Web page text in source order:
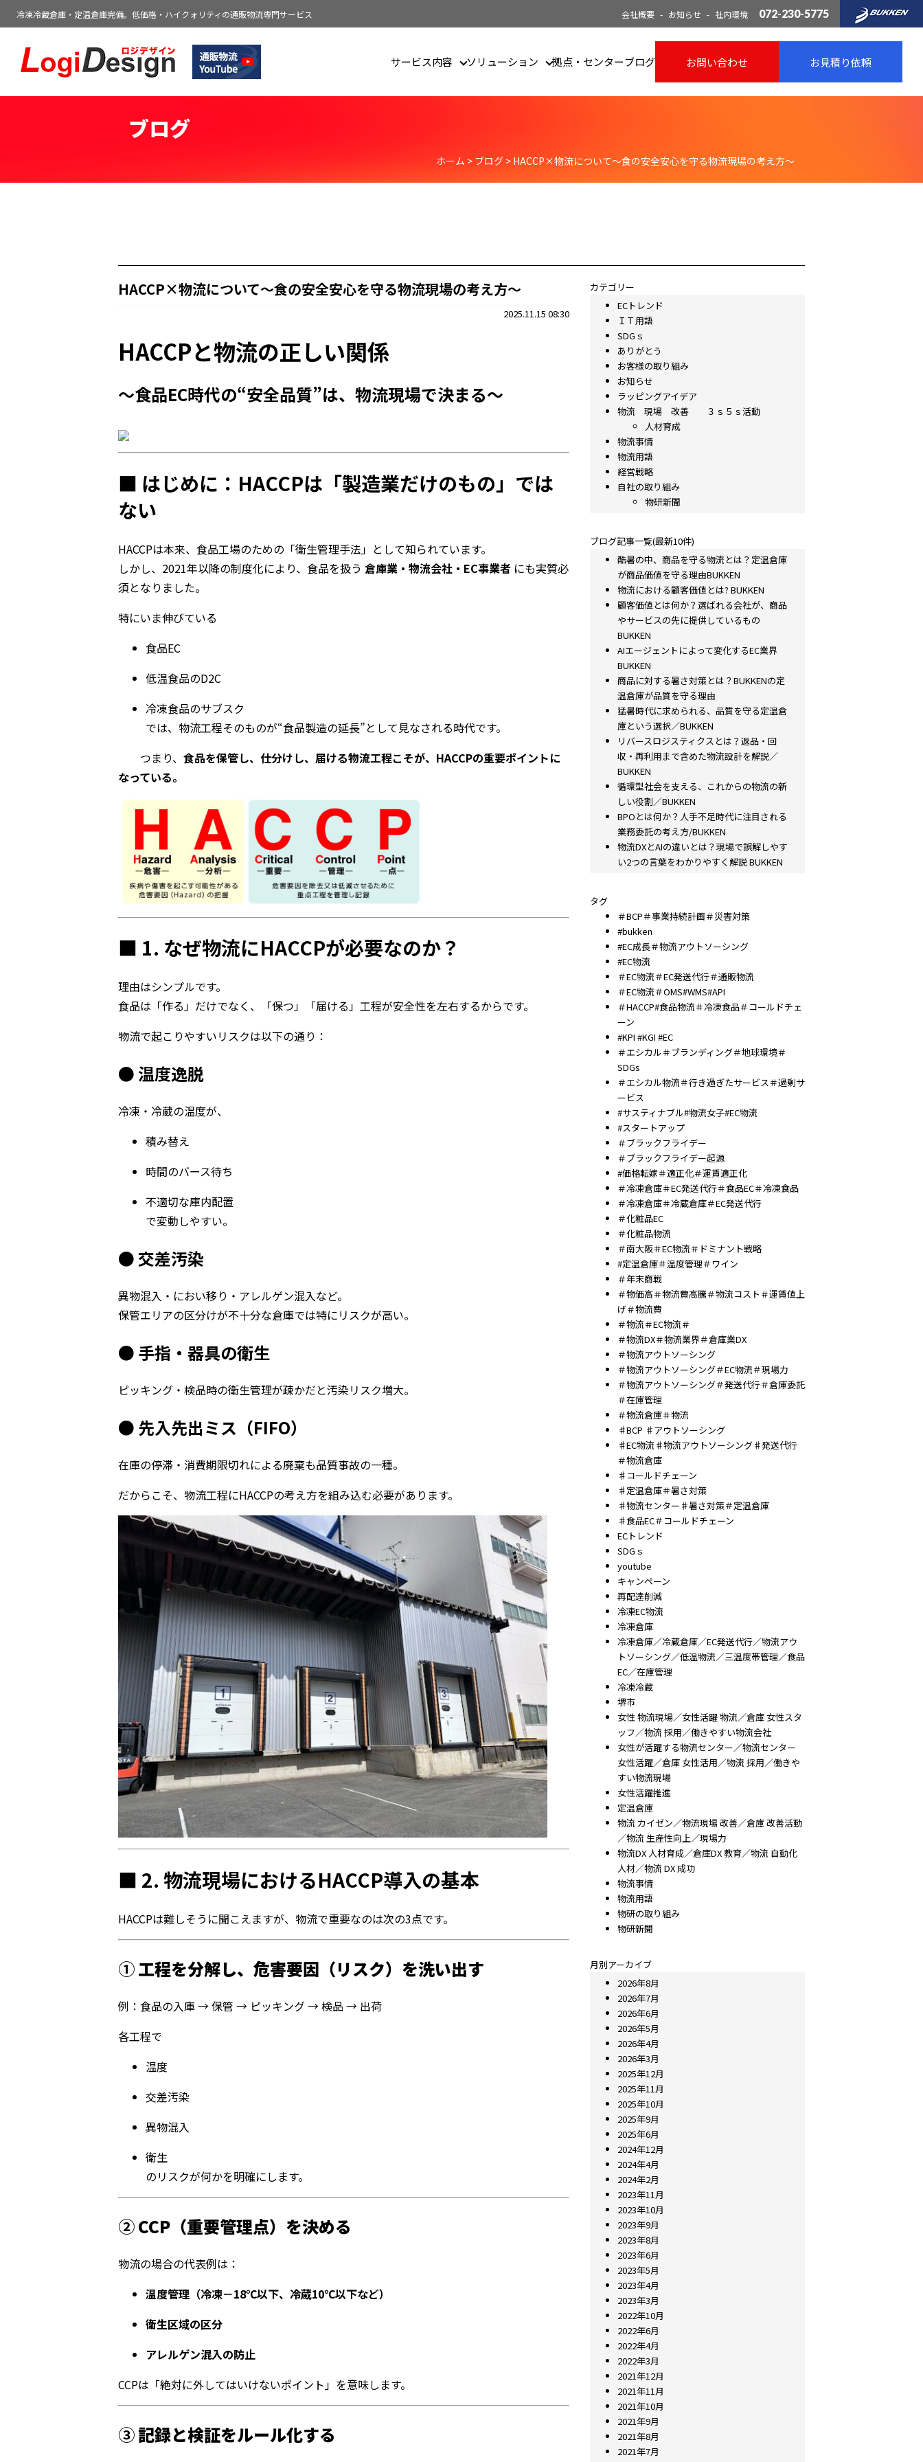
冷凍冷蔵倉庫・定温倉庫完備。低価格・ハイクォリティの通販物流専門サービス 会社概要 お知らせ 社内環境 072-230-5775
通販物流専門 低価格・発送代行のロジデザイン
サービス内容 ソリューション 拠点・センターブログ お問い合わせ お見積り依頼
ブログ
ホーム > ブログ > HACCP×物流について～食の安全安心を守る物流現場の考え方～
HACCP×物流について～食の安全安心を守る物流現場の考え方～
2025.11.15 08:30
HACCPと物流の正しい関係
〜食品EC時代の“安全品質”は、物流現場で決まる〜
■ はじめに：HACCPは「製造業だけのもの」では
ない
HACCPは本来、食品工場のための「衛生管理手法」として知られています。
しかし、2021年以降の制度化により、食品を扱う 倉庫業・物流会社・EC事業者 にも実質必
須となりました。
特にいま伸びている
食品EC
低温食品のD2C
冷凍食品のサブスク
では、物流工程そのものが“食品製造の延長”として見なされる時代です。
つまり、 食品を保管し、仕分けし、届ける物流工程こそが、HACCPの重要ポイントに
なっている。
■ 1. なぜ物流にHACCPが必要なのか？
理由はシンプルです。
食品は「作る」だけでなく、「保つ」「届ける」工程が安全性を左右するからです。
物流で起こりやすいリスクは以下の通り：
● 温度逸脱
冷凍・冷蔵の温度が、
積み替え
時間のバース待ち
不適切な庫内配置
で変動しやすい。
● 交差汚染
異物混入・におい移り・アレルゲン混入など。
保管エリアの区分けが不十分な倉庫では特にリスクが高い。
● 手指・器具の衛生
ピッキング・検品時の衛生管理が疎かだと汚染リスク増大。
● 先入先出ミス（FIFO）
在庫の停滞・消費期限切れによる廃棄も品質事故の一種。
だからこそ、物流工程にHACCPの考え方を組み込む必要があります。
■ 2. 物流現場におけるHACCP導入の基本
HACCPは難しそうに聞こえますが、物流で重要なのは次の3点です。
①工程を分解し、危害要因（リスク）を洗い出す
例：食品の入庫 → 保管 → ピッキング → 検品 → 出荷
各工程で
温度
交差汚染
異物混入
衛生
のリスクが何かを明確にします。
②CCP（重要管理点）を決める
物流の場合の代表例は：
温度管理（冷凍－18℃以下、冷蔵10℃以下など）
衛生区域の区分
アレルゲン混入の防止
CCPは「絶対に外してはいけないポイント」を意味します。
③記録と検証をルール化する
カテゴリー
ECトレンド
ＩＴ用語
SDGｓ
ありがとう
お客様の取り組み
お知らせ
ラッピングアイデア
物流 現場 改善 ３ｓ５ｓ活動
人材育成
物流事情
物流用語
経営戦略
自社の取り組み
物研新聞
ブログ記事一覧(最新10件)
酷暑の中、商品を守る物流とは？定温倉庫
が商品価値を守る理由BUKKEN
物流における顧客価値とは? BUKKEN
顧客価値とは何か？選ばれる会社が、商品
やサービスの先に提供しているもの
BUKKEN
AIエージェントによって変化するEC業界
BUKKEN
商品に対する暑さ対策とは？BUKKENの定
温倉庫が品質を守る理由
猛暑時代に求められる、品質を守る定温倉
庫という選択／BUKKEN
リバースロジスティクスとは？返品・回
収・再利用まで含めた物流設計を解説／
BUKKEN
循環型社会を支える、これからの物流の新
しい役割／BUKKEN
BPOとは何か？人手不足時代に注目される
業務委託の考え方/BUKKEN
物流DXとAIの違いとは？現場で誤解しやす
い2つの言葉をわかりやすく解説 BUKKEN
タグ
＃BCP＃事業持続計画＃災害対策
#bukken
#EC成長＃物流アウトソーシング
#EC物流
＃EC物流＃EC発送代行＃通販物流
＃EC物流＃OMS#WMS#API
＃HACCP#食品物流＃冷凍食品＃コールドチェ
ーン
#KPI #KGI #EC
＃エシカル＃ブランディング＃地球環境＃
SDGs
＃エシカル物流＃行き過ぎたサービス＃過剰サ
ービス
#サスティナブル#物流女子#EC物流
#スタートアップ
＃ブラックフライデー
＃ブラックフライデー起源
#価格転嫁＃適正化＃運賃適正化
＃冷凍倉庫＃EC発送代行＃食品EC＃冷凍食品
＃冷凍倉庫＃冷蔵倉庫＃EC発送代行
＃化粧品EC
＃化粧品物流
＃南大阪＃EC物流＃ドミナント戦略
#定温倉庫＃温度管理＃ワイン
＃年末商戦
＃物価高＃物流費高騰＃物流コスト＃運賃値上
げ＃物流費
＃物流＃EC物流＃
＃物流DX＃物流業界＃倉庫業DX
＃物流アウトソーシング
＃物流アウトソーシング＃EC物流＃現場力
＃物流アウトソーシング＃発送代行＃倉庫委託
＃在庫管理
＃物流倉庫＃物流
♯BCP ♯アウトソーシング
♯EC物流♯物流アウトソーシング♯発送代行
＃物流倉庫
♯コールドチェーン
♯定温倉庫＃暑さ対策
♯物流センター♯暑さ対策＃定温倉庫
♯食品EC＃コールドチェーン
ECトレンド
SDGｓ
youtube
キャンペーン
再配達削減
冷凍EC物流
冷凍倉庫
冷凍倉庫／冷蔵倉庫／EC発送代行／物流アウ
トソーシング／低温物流／三温度帯管理／食品
EC／在庫管理
冷凍冷蔵
堺市
女性 物流現場／女性活躍 物流／倉庫 女性スタ
ッフ／物流 採用／働きやすい物流会社
女性が活躍する物流センター／物流センター
女性活躍／倉庫 女性活用／物流 採用／働きや
すい物流現場
女性活躍推進
定温倉庫
物流 カイゼン／物流現場 改善／倉庫 改善活動
／物流 生産性向上／現場力
物流DX 人材育成／倉庫DX 教育／物流 自動化
人材／物流 DX 成功
物流事情
物流用語
物研の取り組み
物研新聞
月別アーカイブ
2026年8月
2026年7月
2026年6月
2026年5月
2026年4月
2026年3月
2025年12月
2025年11月
2025年10月
2025年9月
2025年6月
2024年12月
2024年4月
2024年2月
2023年11月
2023年10月
2023年9月
2023年8月
2023年6月
2023年5月
2023年4月
2023年3月
2022年10月
2022年6月
2022年4月
2022年3月
2021年12月
2021年11月
2021年10月
2021年9月
2021年8月
2021年7月